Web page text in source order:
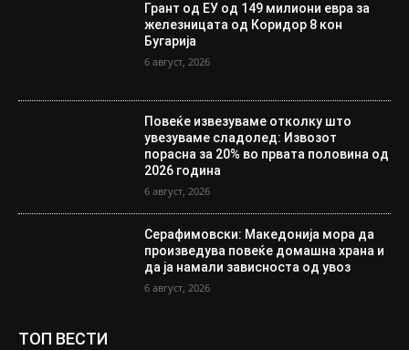
Грант од ЕУ од 149 милиони евра за
железницата од Коридор 8 кон
Бугарија
6 август, 2026
Повеќе извезуваме отколку што
увезуваме сладолед: Извозот
порасна за 20% во првата половина од
2026 година
6 август, 2026
Серафимовски: Македонија мора да
произведува повеќе домашна храна и
да ја намали зависноста од увоз
6 август, 2026
ТОП ВЕСТИ